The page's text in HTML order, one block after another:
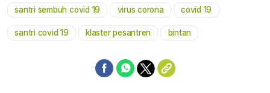
santri sembuh covid 19 virus corona covid 19
santri covid 19 klaster pesantren bintan